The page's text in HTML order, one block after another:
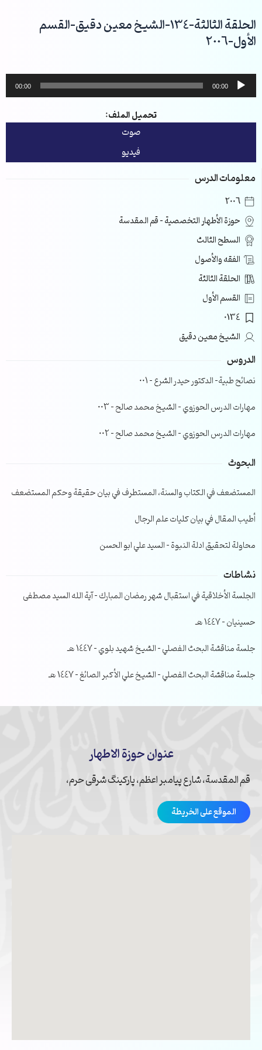
إلى
المحتوى
الحلقة الثالثة-134-الشيخ معين دقيق-القسم
الأول-2006
مشغل
الصوت
00:00
00:00
تحميل الملف:
صوت
فيديو
معلومات الدرس
2006
حوزة الأطهار التخصصية – قم المقدسة
السطح الثالث
الفقه والأصول
الحلقة الثالثة
القسم الأول
0134
الشيخ معين دقيق
الدروس
نصائح طبية- الدكتور حيدر الشرع – 001
مهارات الدرس الحوزوي – الشيخ محمد صالح – 003
مهارات الدرس الحوزوي – الشيخ محمد صالح – 002
البحوث
المستضعف في الكتاب والسنة، المستطرف في بيان حقيقة وحكم المستضعف
أطيب المقال في بيان كليات علم الرجال
محاولة لتحقيق ادلة النبوة – السيد علي ابو الحسن
نشاطات
الجلسة الأخلاقية في استقبال شهر رمضان المبارك – آية الله السيد مصطفى
حسينيان – 1447 هـ
جلسة مناقشة البحث الفصلي – الشيخ شهيد بلوي – 1447 هـ
جلسة مناقشة البحث الفصلي – الشيخ علي الأكبر الصائغ – 1447 هـ
عنوان حوزة الاطهار
قم المقدسة، شارع پیامبر اعظم، پارکینگ شرقی حرم،
الموقع على الخريطة